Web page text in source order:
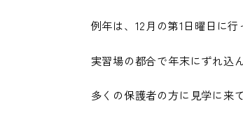
例年は、12月の第1日曜日に行
実習場の都合で年末にずれ込
多くの保護者の方に見学に来